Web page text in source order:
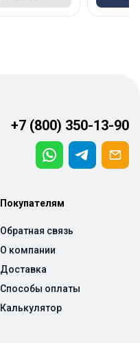
+7 (800) 350-13-90
Покупателям
Обратная связь
О компании
Доставка
Способы оплаты
Калькулятор